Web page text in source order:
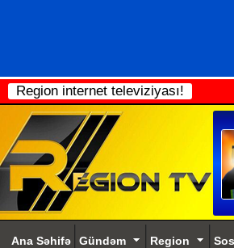
Region internet televiziyası!
Ana Səhifə Gündəm Region